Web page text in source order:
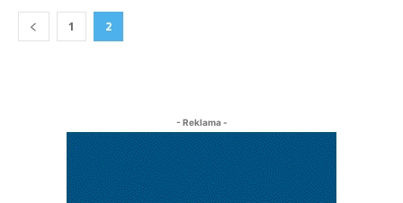
1 2
- Reklama -